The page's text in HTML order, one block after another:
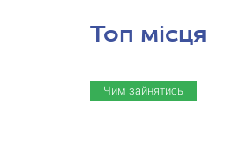
Топ місця
Чим зайнятись